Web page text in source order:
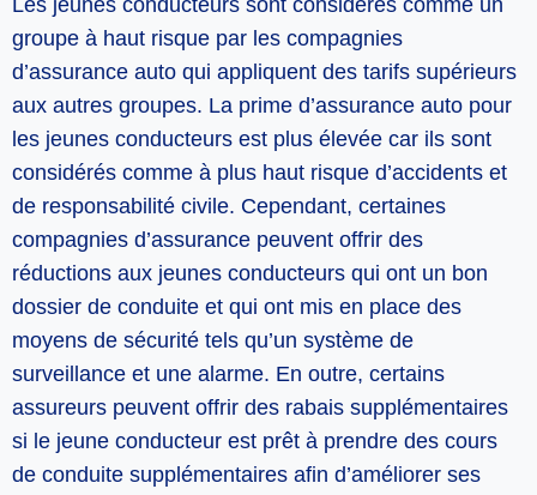
groupe à haut risque par les compagnies
d’assurance auto qui appliquent des tarifs supérieurs
aux autres groupes. La prime d’assurance auto pour
les jeunes conducteurs est plus élevée car ils sont
considérés comme à plus haut risque d’accidents et
de responsabilité civile. Cependant, certaines
compagnies d’assurance peuvent offrir des
réductions aux jeunes conducteurs qui ont un bon
dossier de conduite et qui ont mis en place des
moyens de sécurité tels qu’un système de
surveillance et une alarme. En outre, certains
assureurs peuvent offrir des rabais supplémentaires
si le jeune conducteur est prêt à prendre des cours
de conduite supplémentaires afin d’améliorer ses